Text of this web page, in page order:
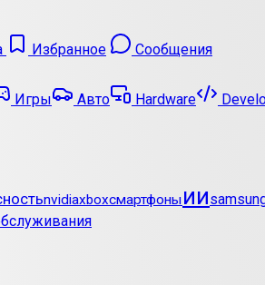
Избранное
Сообщения
Игры Авто Hardware
nvidiaxboxсмартфоныии